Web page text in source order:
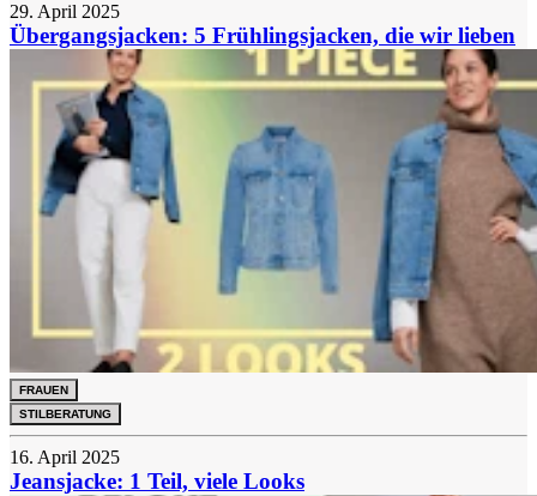
29. April 2025
Übergangsjacken: 5 Frühlingsjacken, die wir lieben
FRAUEN
STILBERATUNG
16. April 2025
Jeansjacke: 1 Teil, viele Looks